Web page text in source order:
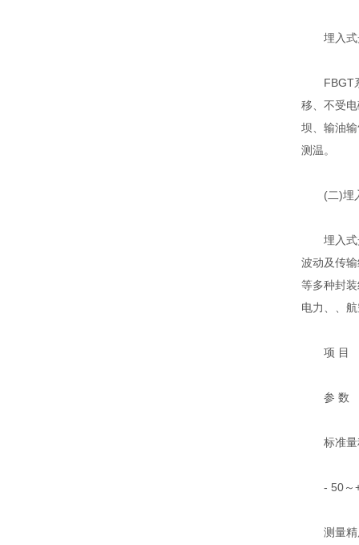
埋入式
FBGT系
移、不受
坝、输油
测温。
(二)埋入
埋入式光
波动及传
等多种封
电力、、
项 目
参 数
标准量
- 50～
测量精